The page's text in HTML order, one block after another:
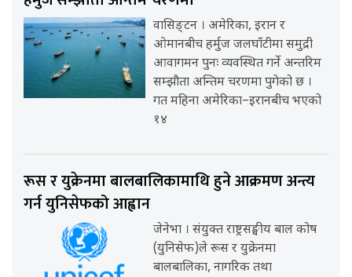
वासिङ्टन । अमेरिका, इरान र
ओमानबीच हर्मुज जलघाँटीमा समुद्री
आवागमन पुनः व्यवस्थित गर्ने अन्तरिम
सम्झौता अन्तिम चरणमा पुगेको छ ।
गत महिना अमेरिका–इरानबीच भएको
१४
रूस र युक्रेनमा बालबालिकामाथि हुने आक्रमण अन्त्य
गर्न युनिसेफको आह्वान
जेनेभा । संयुक्त राष्ट्रसङ्घीय बाल कोष
(युनिसेफ)ले रूस र युक्रेनमा
बालबालिका, नागरिक तथा